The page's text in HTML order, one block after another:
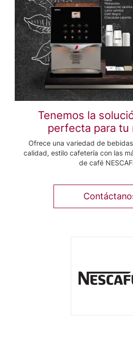
Tenemos la
perfecta para tu
Ofrece una variedad de
calidad, estilo cafetería con las
de café